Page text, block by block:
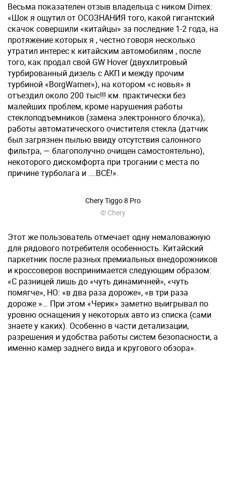
Весьма показателен отзыв владельца с ником Dimex:
«Шок я ощутил от ОСОЗНАНИЯ того, какой гигантский
скачок совершили «китайцы» за последние 1-2 года, на
протяжение которых я , честно говоря несколько
утратил интерес к китайским автомобилям , после
того, как продал свой GW Hover (двухлитровый
турбированный дизель с АКП и между прочим
турбиной «BorgWarner»), на котором «с новья» я
отъездил около 200 тыс!!! км. практически без
малейших проблем, кроме нарушения работы
стеклоподъемников (замена электронного блочка),
работы автоматического очистителя стекла (датчик
был загрязнен пылью ввиду отсутствия салонного
фильтра, — благополучно очищен самостоятельно),
некоторого дискомфорта при трогании с места по
причине турболага и ….ВСЁ!».
Chery Tiggo 8 Pro
© Chery
Этот же пользователь отмечает одну немаловажную
для рядового потребителя особенность. Китайский
паркетник после разных премиальных внедорожников
и кроссоверов воспринимается следующим образом:
«С разницей лишь до «чуть динамичней», «чуть
помягче», НО: «в два раза дороже», «в три раза
дороже »… При этом «Черик» заметно выигрывал по
уровню оснащения у некоторых авто из списка (сами
знаете у каких). Особенно в части детализации,
разрешения и удобства работы систем безопасности, а
именно камер заднего вида и кругового обзора».